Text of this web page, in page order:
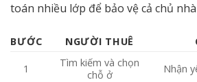
toán nhiều lớp để bảo vệ cả chủ
BƯỚC NGƯỜI THUÊ
1
Tìm kiếm và chọn
chỗ ở
Nhận